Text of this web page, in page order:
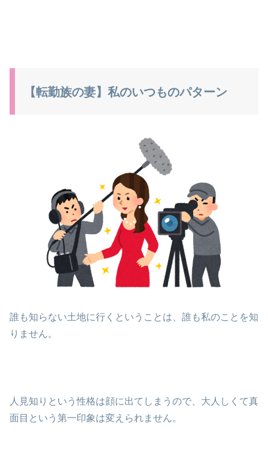
【転勤族の妻】私のいつものパターン
誰も知らない土地に行くということは、誰も私のことを知
りません。
人見知りという性格は顔に出てしまうので、大人しくて真
面目という第一印象は変えられません。